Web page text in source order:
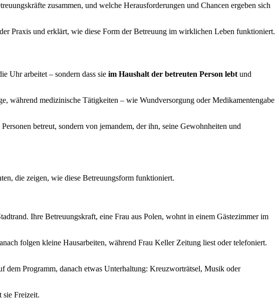
zusammen, und welche Herausforderungen und Chancen ergeben sich
Praxis und erklärt, wie diese Form der Betreuung im wirklichen Leben funktioniert.
Uhr arbeitet – sondern dass sie im Haushalt der betreuten Person lebt und
während medizinische Tätigkeiten – wie Wundversorgung oder Medikamentengabe
betreut, sondern von jemandem, der ihn, seine Gewohnheiten und
die zeigen, wie diese Betreuungsform funktioniert.
Ihre Betreuungskraft, eine Frau aus Polen, wohnt in einem Gästezimmer im
folgen kleine Hausarbeiten, während Frau Keller Zeitung liest oder telefoniert.
Programm, danach etwas Unterhaltung: Kreuzworträtsel, Musik oder
sie Freizeit.